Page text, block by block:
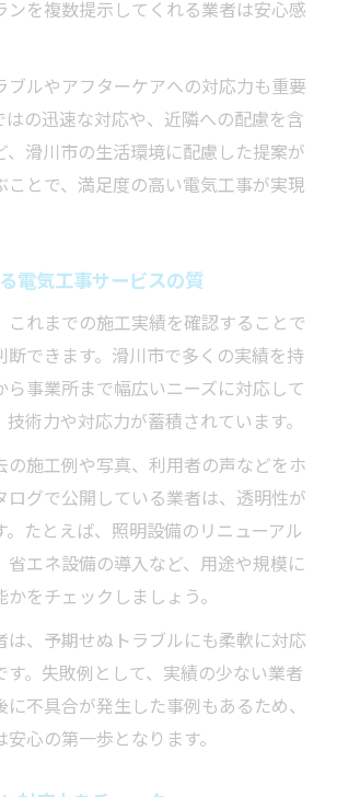
ンを複数提示してくれる業者は安心感
ブルやアフターケアへの対応力も重要
はの迅速な対応や、近隣への配慮を含
、滑川市の生活環境に配慮した提案が
ことで、満足度の高い電気工事が実現
電気工事サービスの質
これまでの施工実績を確認することで
断できます。滑川市で多くの実績を持
ら事業所まで幅広いニーズに対応して
術力や対応力が蓄積されています。
の施工例や写真、利用者の声などをホ
ログで公開している業者は、透明性が
。たとえば、照明設備のリニューアル
省エネ設備の導入など、用途や規模に
をチェックしましょう。
は、予期せぬトラブルにも柔軟に対応
す。失敗例として、実績の少ない業者
不具合が発生した事例もあるため、
心の第一歩となります。